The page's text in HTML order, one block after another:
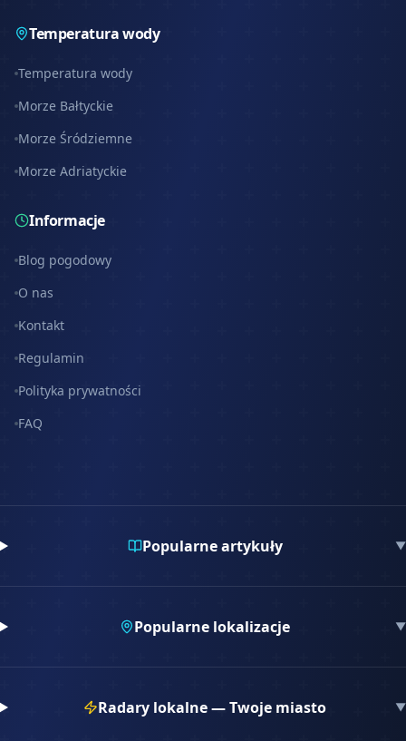
Temperatura wody
Temperatura wody
Morze Bałtyckie
Morze Śródziemne
Morze Adriatyckie
Informacje
Blog pogodowy
O nas
Kontakt
Regulamin
Polityka prywatności
FAQ
Popularne artykuły ▼
Popularne lokalizacje ▼
Radary lokalne — Twoje miasto ▼